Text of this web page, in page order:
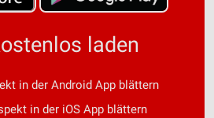
laden
in der Android App blättern
in der iOS App blättern